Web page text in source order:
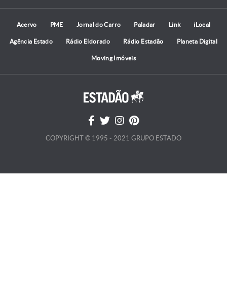
Acervo PME Jornal do Carro Paladar Link iLocal
Agência Estado Rádio Eldorado Rádio Estadão Planeta Digital
Moving Imóveis
COPYRIGHT © 1995 - 2021 GRUPO ESTADO